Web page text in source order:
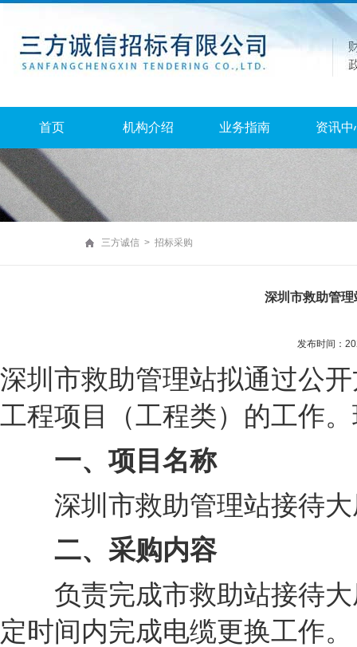
首页 机构介绍 业务指南 资讯中
三方诚信 > 招标采购
深圳市救助管
发布时间：
深圳市救助管理站拟通过公
工程项目（工程类）的工作
一、项目名称
深圳市救助管理站接待大
二、采购内容
负责完成市救助站接待大
定时间内完成电缆更换工作。